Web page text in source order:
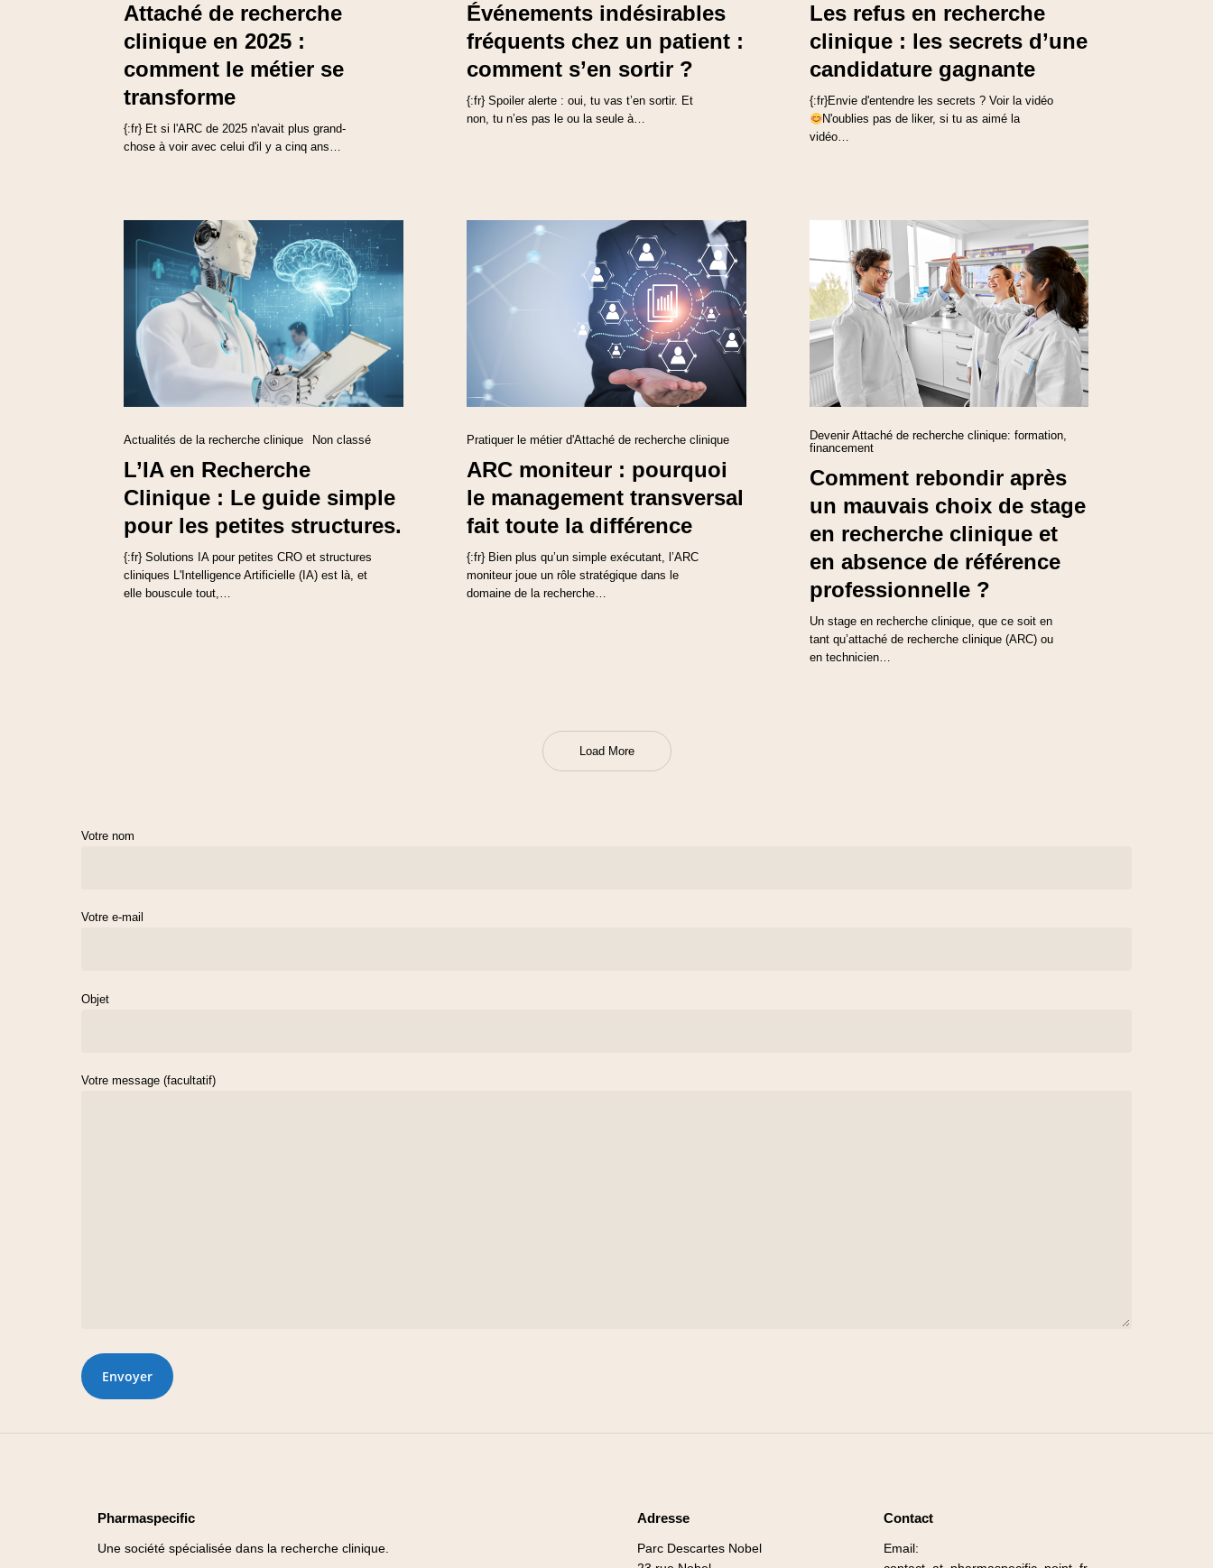
Attaché de recherche
clinique en 2025 :
comment le métier se
transforme
{:fr} Et si l'ARC de 2025 n'avait plus grand-
chose à voir avec celui d'il y a cinq ans…
Événements indésirables
fréquents chez un patient :
comment s’en sortir ?
{:fr} Spoiler alerte : oui, tu vas t’en sortir. Et
non, tu n’es pas le ou la seule à…
Les refus en recherche
clinique : les secrets d’une
candidature gagnante
{:fr}Envie d'entendre les secrets ? Voir la vidéo
N'oublies pas de liker, si tu as aimé la
vidéo…
Actualités de la recherche clinique Non classé
L’IA en Recherche
Clinique : Le guide simple
pour les petites structures.
{:fr} Solutions IA pour petites CRO et structures
cliniques L'Intelligence Artificielle (IA) est là, et
elle bouscule tout,…
Pratiquer le métier d'Attaché de recherche clinique
ARC moniteur : pourquoi
le management transversal
fait toute la différence
{:fr} Bien plus qu’un simple exécutant, l’ARC
moniteur joue un rôle stratégique dans le
domaine de la recherche…
Devenir Attaché de recherche clinique: formation,
financement
Comment rebondir après
un mauvais choix de stage
en recherche clinique et
en absence de référence
professionnelle ?
Un stage en recherche clinique, que ce soit en
tant qu’attaché de recherche clinique (ARC) ou
en technicien…
Load More
Votre nom
Votre e-mail
Objet
Votre message (facultatif)
Pharmaspecific
Une société spécialisée dans la recherche clinique.
Adresse
Parc Descartes Nobel
Contact
Email: